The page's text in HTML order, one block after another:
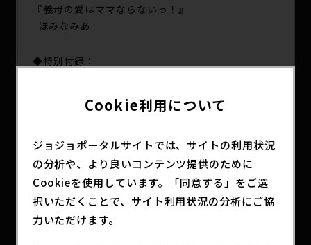
『義母の愛はママならないっ！』
ほみなみあ
◆特別付録：
◆巻頭カラー：
『義母の愛はママならないっ！』
ほみなみあ
Cookie利用について
ジョジョポータルサイトでは、サイトの利用状況
の分析や、より良いコンテンツ提供のために
Cookieを使用しています。「同意する」をご選
択いただくことで、サイト利用状況の分析にご協
力いただけます。